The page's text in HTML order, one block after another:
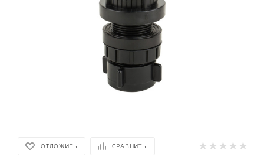
ОТЛОЖИТЬ СРАВНИТЬ